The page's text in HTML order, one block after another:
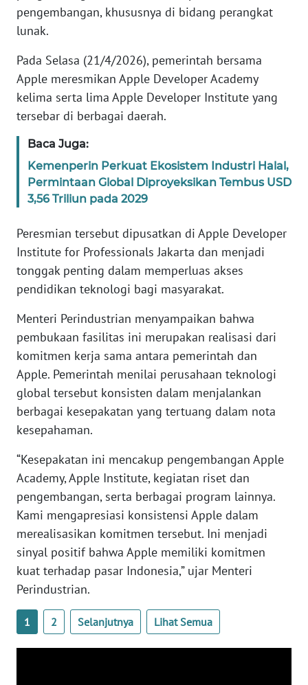
pengembangan, khususnya di bidang perangkat
lunak.
Pada Selasa (21/4/2026), pemerintah bersama
Apple meresmikan Apple Developer Academy
kelima serta lima Apple Developer Institute yang
tersebar di berbagai daerah.
Baca Juga:
Kemenperin Perkuat Ekosistem Industri Halal,
Permintaan Global Diproyeksikan Tembus USD
3,56 Triliun pada 2029
Peresmian tersebut dipusatkan di Apple Developer
Institute for Professionals Jakarta dan menjadi
tonggak penting dalam memperluas akses
pendidikan teknologi bagi masyarakat.
Menteri Perindustrian menyampaikan bahwa
pembukaan fasilitas ini merupakan realisasi dari
komitmen kerja sama antara pemerintah dan
Apple. Pemerintah menilai perusahaan teknologi
global tersebut konsisten dalam menjalankan
berbagai kesepakatan yang tertuang dalam nota
kesepahaman.
“Kesepakatan ini mencakup pengembangan Apple
Academy, Apple Institute, kegiatan riset dan
pengembangan, serta berbagai program lainnya.
Kami mengapresiasi konsistensi Apple dalam
merealisasikan komitmen tersebut. Ini menjadi
sinyal positif bahwa Apple memiliki komitmen
kuat terhadap pasar Indonesia,” ujar Menteri
Perindustrian.
1 2 Selanjutnya Lihat Semua
WN
WN
BANTEN
NTT
WN
KEPRI
WN
PAPUA
WN
BARAT
WN
RIAU
WN
SERAMBI
JAMBI
WN
SULTRA
WN
NTB
SULTENG